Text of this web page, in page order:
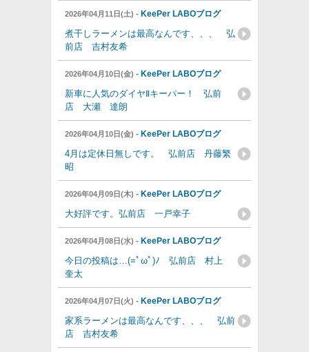
2026年04月11日(土) - KeePer LABOブログ
煮干しラーメンは最高なんです、、、 弘
前店 吉村友希
2026年04月10日(金) - KeePer LABOブログ
新車に人気のダイヤⅡキーパー！ 弘前
店 大瀬 達朗
2026年04月10日(金) - KeePer LABOブログ
4月は定休日無しです。 弘前店 丹藤繁
昭
2026年04月09日(木) - KeePer LABOブログ
大好評です。弘前店 一戸幸子
2026年04月08日(水) - KeePer LABOブログ
今日の投稿は…(=ﾟωﾟ)ﾉ 弘前店 村上
奎太
2026年04月07日(火) - KeePer LABOブログ
家系ラーメンは最高なんです、、、 弘前
店 吉村友希